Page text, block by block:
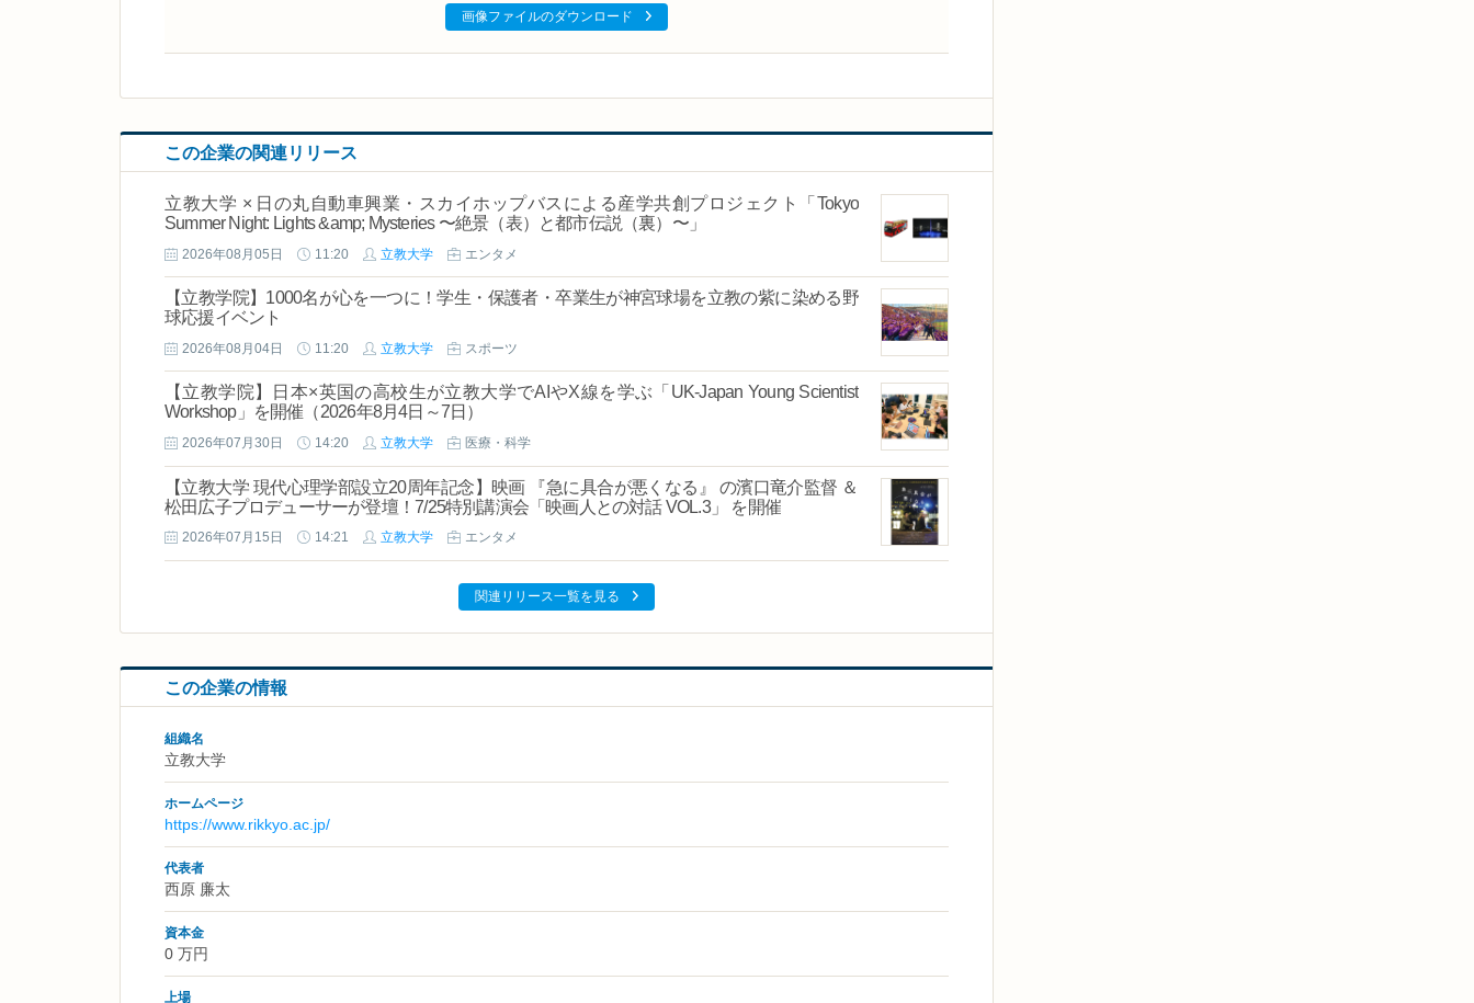
画像ファイルのダウンロード
この企業の関連リリース
立教大学 × 日の丸自動車興業・スカイホップバスによる産学共創プロジェクト「Tokyo
Summer Night: Lights &amp; Mysteries 〜絶景（表）と都市伝説（裏）〜」
2026年08月05日 11:20 立教大学 エンタメ
【立教学院】1000名が心を一つに！学生・保護者・卒業生が神宮球場を立教の紫に染める野
球応援イベント
2026年08月04日 11:20 立教大学 スポーツ
【立教学院】日本×英国の高校生が立教大学でAIやX線を学ぶ「UK-Japan Young Scientist
Workshop」を開催（2026年8月4日～7日）
2026年07月30日 14:20 立教大学 医療・科学
【立教大学 現代心理学部設立20周年記念】映画 『急に具合が悪くなる』 の濱口竜介監督 ＆
松田広子プロデューサーが登壇！7/25特別講演会「映画人との対話 VOL.3」 を開催
2026年07月15日 14:21 立教大学 エンタメ
関連リリース一覧を見る
この企業の情報
組織名
立教大学
ホームページ
https://www.rikkyo.ac.jp/
代表者
西原 廉太
資本金
0 万円
上場